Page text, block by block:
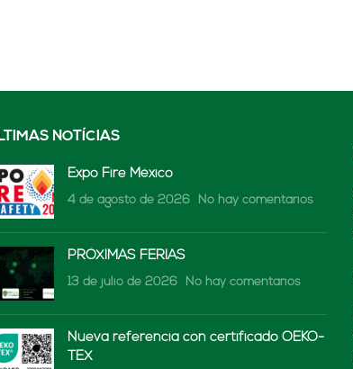
NOTÍCIAS
Expo Fire México
4 de agosto de 2026 No hay comentarios
PRÓXIMAS FERIAS
13 de julio de 2026 No hay comentarios
Nueva referencia con certificado OEKO-
TEX